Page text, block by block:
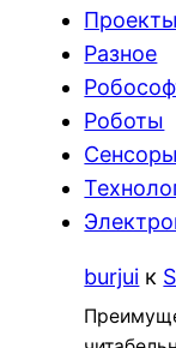
Разное
Роботы
burjui к